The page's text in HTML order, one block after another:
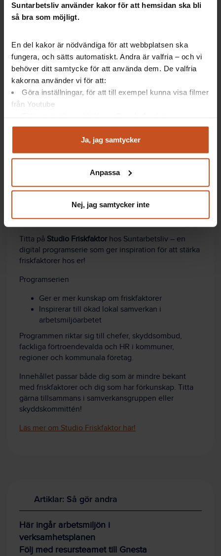
Suntarbetsliv använder kakor för att hemsidan ska bli
så bra som möjligt.
En del kakor är nödvändiga för att webbplatsen ska
fungera, och sätts automatiskt. Andra är valfria – och vi
behöver ditt samtycke för att använda dem. De valfria
kakorna använder vi för att:
Göra inställningar, för att till exempel kunna visa filmer
från Youtube
Analysera trafik för att kunna visa riktad information
Du kan när som helst återta ditt godkännande genom att
integritet@suntarbetsliv.se.
Ja, jag samtycker
Anpassa
Nej, jag samtycker inte
De åtta friskfaktorerna är de faktorer som forskning
Rättvis och transparent organisation
Närvarande, tillitsfullt och engagerat ledarskap
Delaktighet och inflytande
Kommunikation och återkoppling
Prioritering av arbetsuppgifter
Kompetensutveckling hela arbetslivet
Lär dig mer om ett främjande arbetssätt
och friskfaktorer!
Titta på Studio Friskfaktorhos Suntarbetsliv – en
digital programserie som ger inspiration för att stärka
friskfaktorer hos er!
Programserien
Ger er mer kunskap om friskfaktorer
Inspirerar till ökad lokal samverkan i
arbetsmiljöarbetet
Programmen riktar sig till chefer, skyddsombud,
fackliga förtroendevalda och HR i kommuner,
regioner och kommunala företag.
Innehållet passar både dig som är mindre bekant
med friskfaktorer och dig som har förkunskap. Titta
gärna tillsammans i samverkansgruppen eller
skyddskommittén!
Läs mer om Studio Friskfaktor här!
Artiklar: Så gör andra
Här ingår arbetsmiljön i
verksamhetsplanen
Följ med resursteamet till Gnesta